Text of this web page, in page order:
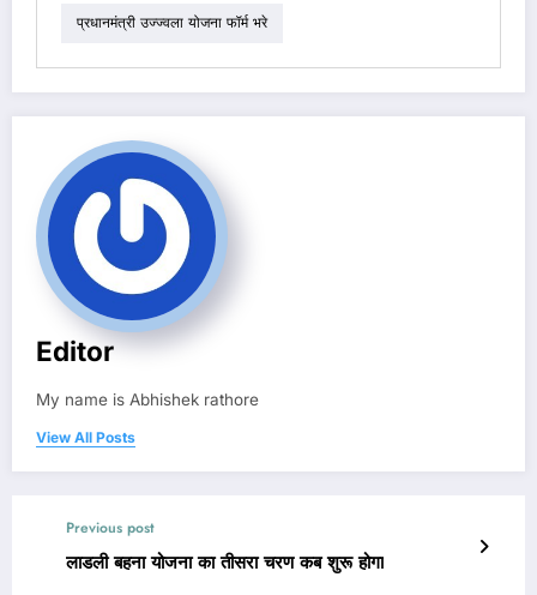
प्रधानमंत्री उज्ज्वला योजना फॉर्म भरे
Editor
My name is Abhishek rathore
View All Posts
Previous post
लाडली बहना योजना का तीसरा चरण कब शुरू होगा